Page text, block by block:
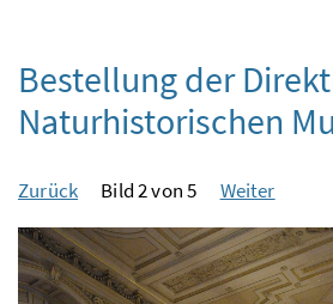
Bestellung der
Naturhistorischen
Zurück Bild 2 von 5 Weiter